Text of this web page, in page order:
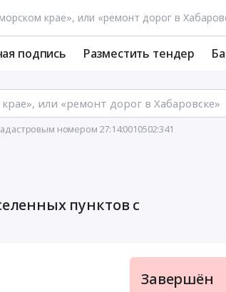
подпись Разместить тендер
номером 27:14:0010502:341
пунктов с
Завершён